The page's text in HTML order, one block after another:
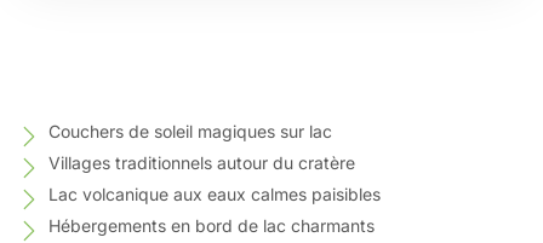
Couchers de soleil magiques sur lac
Villages traditionnels autour du cratère
Lac volcanique aux eaux calmes paisibles
Hébergements en bord de lac charmants